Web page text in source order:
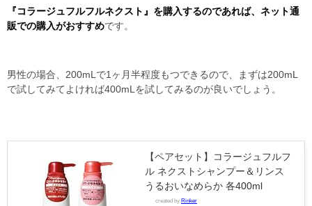
『コラージュフルフルネクスト』を購入するのであれば、ネット通
販での購入がおすすめです。
男性の場合、200mLで1ヶ月半程度もつできるので、まずは200mL
で試してみてよければ400mLを試してみるのが良いでしょう。
【ペアセット】コラージュフルフ
ル ネクストシャンプー＆リンス
うるおいなめらか 各400ml
created by Rinker